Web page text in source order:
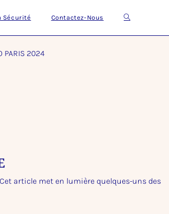
Sécurité Contactez-Nous
article met en lumière quelques-uns des